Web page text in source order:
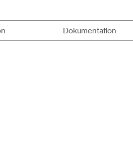
Dokumentation